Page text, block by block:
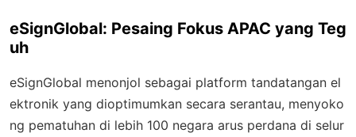
eSignGlobal: Pesaing Fokus APAC yang Teg
uh
eSignGlobal menonjol sebagai platform tandatangan el
ektronik yang dioptimumkan secara serantau, menyoko
ng pematuhan di lebih 100 negara arus perdana di selur